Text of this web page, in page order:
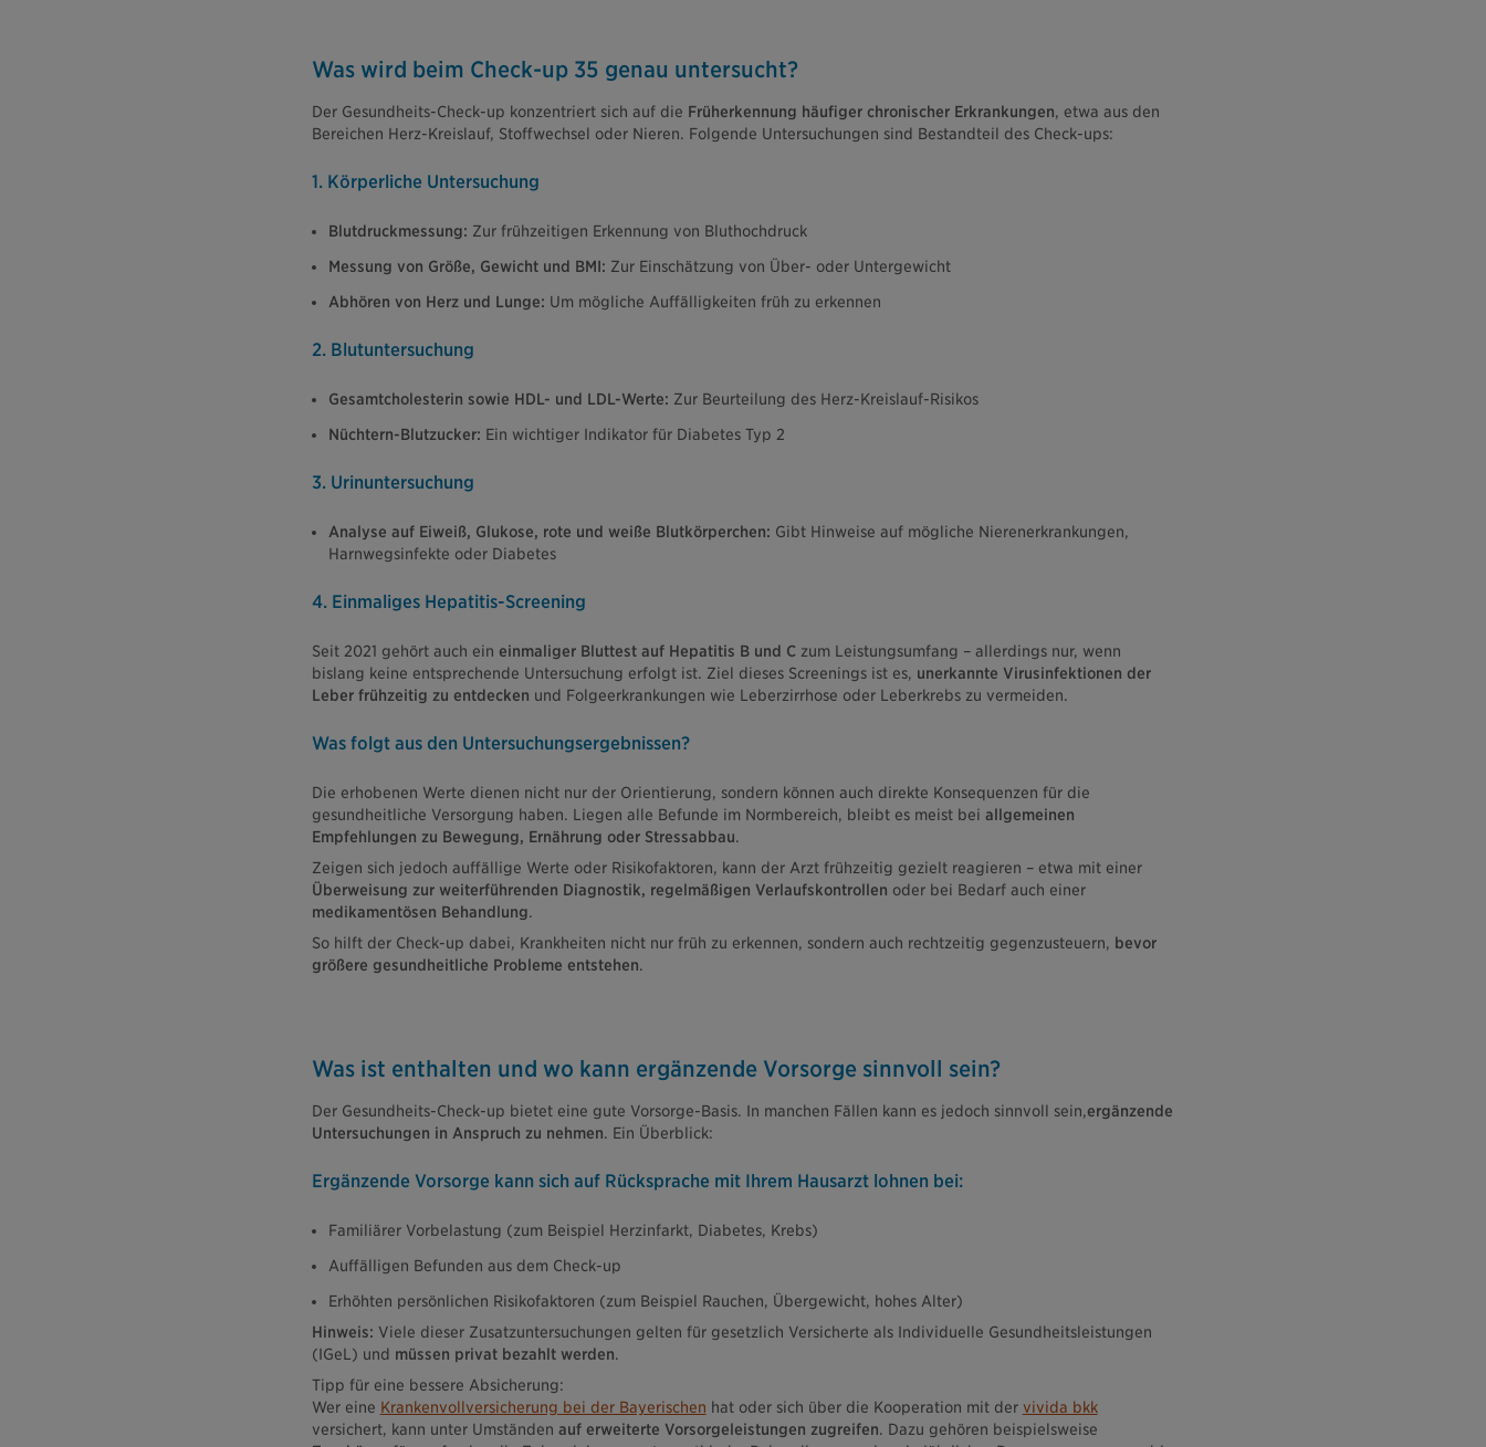
Was wird beim Check-up 35 genau untersucht?
Der Gesundheits-Check-up konzentriert sich auf die Früherkennung häufiger chronischer Erkrankungen, etwa aus den
Bereichen Herz-Kreislauf, Stoffwechsel oder Nieren. Folgende Untersuchungen sind Bestandteil des Check-ups:
1. Körperliche Untersuchung
Blutdruckmessung: Zur frühzeitigen Erkennung von Bluthochdruck
Messung von Größe, Gewicht und BMI: Zur Einschätzung von Über- oder Untergewicht
Abhören von Herz und Lunge: Um mögliche Auffälligkeiten früh zu erkennen
2. Blutuntersuchung
Gesamtcholesterin sowie HDL- und LDL-Werte: Zur Beurteilung des Herz-Kreislauf-Risikos
Nüchtern-Blutzucker: Ein wichtiger Indikator für Diabetes Typ 2
3. Urinuntersuchung
Analyse auf Eiweiß, Glukose, rote und weiße Blutkörperchen: Gibt Hinweise auf mögliche Nierenerkrankungen,
Harnwegsinfekte oder Diabetes
4. Einmaliges Hepatitis-Screening
Seit 2021 gehört auch ein einmaliger Bluttest auf Hepatitis B und Czum Leistungsumfang – allerdings nur, wenn
bislang keine entsprechende Untersuchung erfolgt ist. Ziel dieses Screenings ist es, unerkannte Virusinfektionen der
Leber frühzeitig zu entdecken und Folgeerkrankungen wie Leberzirrhose oder Leberkrebs zu vermeiden.
Was folgt aus den Untersuchungsergebnissen?
Die erhobenen Werte dienen nicht nur der Orientierung, sondern können auch direkte Konsequenzen für die
gesundheitliche Versorgung haben. Liegen alle Befunde im Normbereich, bleibt es meist bei allgemeinen
Empfehlungen zu Bewegung, Ernährung oder Stressabbau.
Zeigen sich jedoch auffällige Werte oder Risikofaktoren, kann der Arzt frühzeitig gezielt reagieren – etwa mit einer
Überweisung zur weiterführenden Diagnostik, regelmäßigen Verlaufskontrollen oder bei Bedarf auch einer
medikamentösen Behandlung.
So hilft der Check-up dabei, Krankheiten nicht nur früh zu erkennen, sondern auch rechtzeitig gegenzusteuern, bevor
größere gesundheitliche Probleme entstehen.
Was ist enthalten und wo kann ergänzende Vorsorge sinnvoll sein?
Der Gesundheits-Check-up bietet eine gute Vorsorge-Basis. In manchen Fällen kann es jedoch sinnvoll sein,ergänzende
Untersuchungen in Anspruch zu nehmen. Ein Überblick:
Ergänzende Vorsorge kann sich auf Rücksprache mit Ihrem Hausarzt lohnen bei:
Familiärer Vorbelastung (zum Beispiel Herzinfarkt, Diabetes, Krebs)
Auffälligen Befunden aus dem Check-up
Erhöhten persönlichen Risikofaktoren (zum Beispiel Rauchen, Übergewicht, hohes Alter)
Hinweis: Viele dieser Zusatzuntersuchungen gelten für gesetzlich Versicherte als Individuelle Gesundheitsleistungen
(IGeL) und müssen privat bezahlt werden.
Tipp für eine bessere Absicherung:
Wer eine Krankenvollversicherung bei der Bayerischen hat oder sich über die Kooperation mit der vivida bkk
versichert, kann unter Umständen auf erweiterte Vorsorgeleistungen zugreifen. Dazu gehören beispielsweise